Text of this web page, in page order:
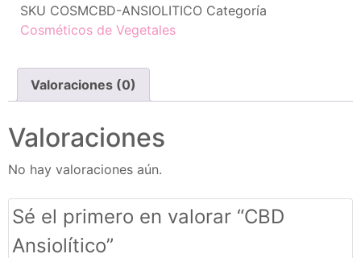
SKU COSMCBD-ANSIOLITICO Categoría
Cosméticos de Vegetales
Valoraciones (0)
Valoraciones
No hay valoraciones aún.
Sé el primero en valorar “CBD
Ansiolítico”